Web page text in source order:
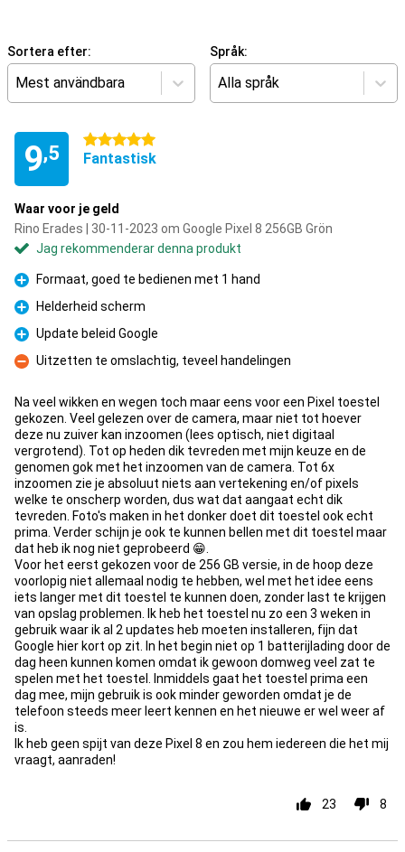
Sortera efter:
Mest användbara
Språk:
Alla språk
9,5
5 stjärnor
Fantastisk
Waar voor je geld
Rino Erades | 30-11-2023 om Google Pixel 8 256GB Grön
Jag rekommenderar denna produkt
Fördelar
Formaat, goed te bedienen met 1 hand
Fördelar
Helderheid scherm
Fördelar
Update beleid Google
Nackdelar
Uitzetten te omslachtig, teveel handelingen
Na veel wikken en wegen toch maar eens voor een Pixel toestel
gekozen. Veel gelezen over de camera, maar niet tot hoever
deze nu zuiver kan inzoomen (lees optisch, niet digitaal
vergrotend). Tot op heden dik tevreden met mijn keuze en de
genomen gok met het inzoomen van de camera. Tot 6x
inzoomen zie je absoluut niets aan vertekening en/of pixels
welke te onscherp worden, dus wat dat aangaat echt dik
tevreden. Foto's maken in het donker doet dit toestel ook echt
prima. Verder schijn je ook te kunnen bellen met dit toestel maar
dat heb ik nog niet geprobeerd 😁.
Voor het eerst gekozen voor de 256 GB versie, in de hoop deze
voorlopig niet allemaal nodig te hebben, wel met het idee eens
iets langer met dit toestel te kunnen doen, zonder last te krijgen
van opslag problemen. Ik heb het toestel nu zo een 3 weken in
gebruik waar ik al 2 updates heb moeten installeren, fijn dat
Google hier kort op zit. In het begin niet op 1 batterijlading door de
dag heen kunnen komen omdat ik gewoon domweg veel zat te
spelen met het toestel. Inmiddels gaat het toestel prima een
dag mee, mijn gebruik is ook minder geworden omdat je de
telefoon steeds meer leert kennen en het nieuwe er wel weer af
is.
Ik heb geen spijt van deze Pixel 8 en zou hem iedereen die het mij
vraagt, aanraden!
23 8